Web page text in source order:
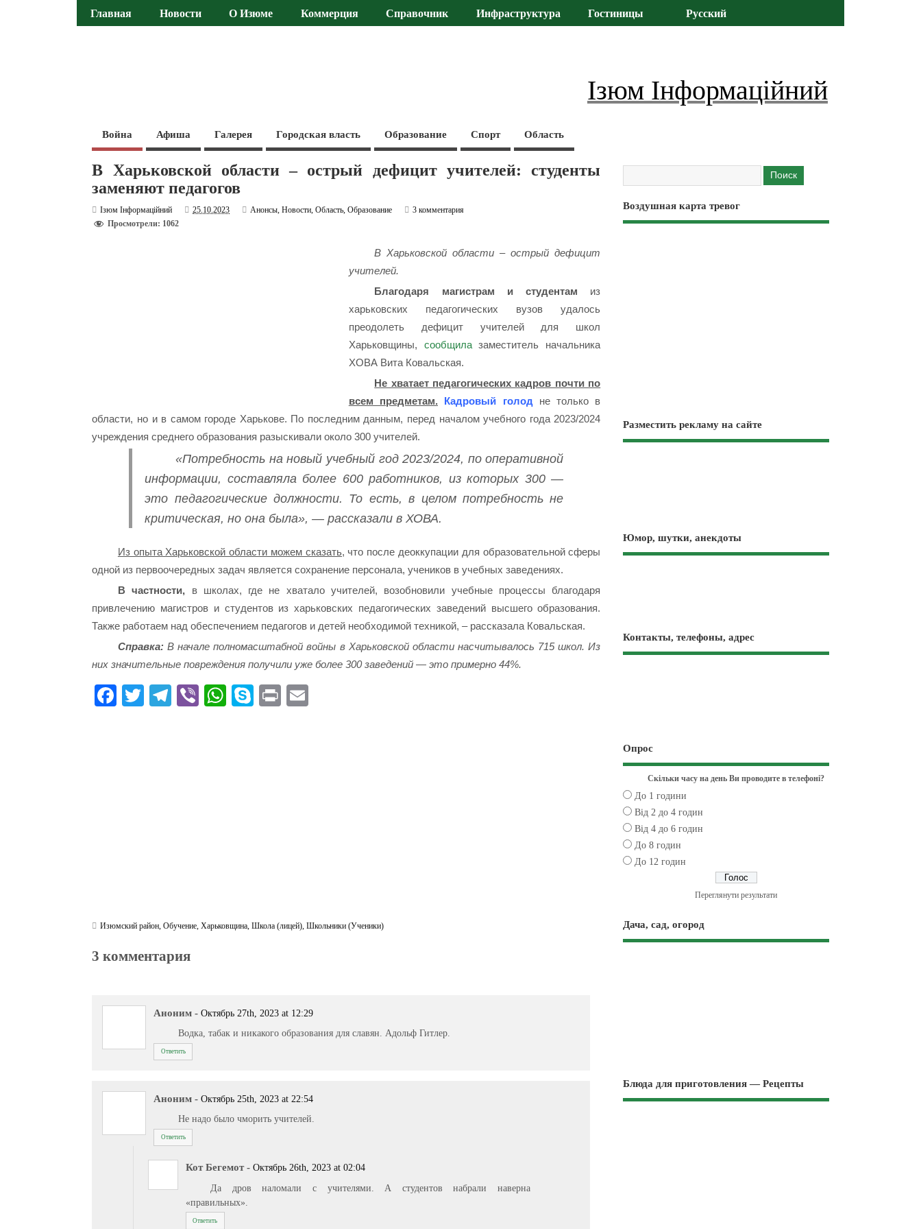
Главная Новости О Изюме Коммерция Справочник Инфраструктура Гостиницы Русский
Ізюм Інформаційний
Война Афиша Галерея Городская власть Образование Спорт Область
В Харьковской области – острый дефицит учителей: студенты
заменяют педагогов
Ізюм Інформаційний 25.10.2023 Анонсы,Новости,Область,Образование
3 комментария
Просмотрели: 1062
В Харьковской области – острый дефицит
учителей.
Благодаря магистрам и студентам из
харьковских педагогических вузов удалось
преодолеть дефицит учителей для школ
Харьковщины, сообщилазаместитель начальника
ХОВА Вита Ковальская.
Не хватает педагогических кадров почти по
всем предметам. Кадровый голод не только в
области, но и в самом городе Харькове. По последним данным, перед началом учебного года 2023/2024
учреждения среднего образования разыскивали около 300 учителей.
«Потребность на новый учебный год 2023/2024, по оперативной
информации, составляла более 600 работников, из которых 300 —
это педагогические должности. То есть, в целом потребность не
критическая, но она была», — рассказали в ХОВА.
Из опыта Харьковской области можем сказать, что после деоккупации для образовательной сферы
одной из первоочередных задач является сохранение персонала, учеников в учебных заведениях.
В частности, в школах, где не хватало учителей, возобновили учебные процессы благодаря
привлечению магистров и студентов из харьковских педагогических заведений высшего образования.
Также работаем над обеспечением педагогов и детей необходимой техникой, – рассказала Ковальская.
Справка: В начале полномасштабной войны в Харьковской области насчитывалось 715 школ. Из
них значительные повреждения получили уже более 300 заведений — это примерно 44%.
Fa T
Te Vi
W
S
Pr
Изюмский район ,Обучение ,Харьковщина ,Школа (лицей) ,Школьники (Ученики)
3 комментария
Аноним - Октябрь 27th, 2023 at 12:29
Водка, табак и никакого образования для славян. Адольф Гитлер.
Ответить
Аноним - Октябрь 25th, 2023 at 22:54
Не надо было чморить учителей.
Ответить
Кот Бегемот - Октябрь 26th, 2023 at 02:04
Да дров наломали с учителями. А студентов набрали наверна
«правильных».
Ответить
Воздушная карта тревог
Разместить рекламу на сайте
Юмор, шутки, анекдоты
Контакты, телефоны, адрес
Опрос
Скільки часу на день Ви проводите в телефоні?
До 1 години
Від 2 до 4 годин
Від 4 до 6 годин
До 8 годин
До 12 годин
Переглянути результати
Дача, сад, огород
Блюда для приготовления — Рецепты